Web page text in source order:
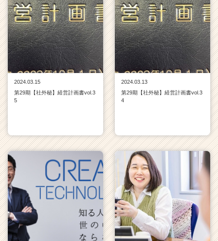
2024.03.15
第29期【社外秘】経営計画書vol.3
5
2024.03.13
第29期【社外秘】経営計画書vol.3
4